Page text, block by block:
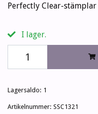
Perfectly Clear-
I lager.
Lagersaldo: 1
Artikelnummer: SSC1321